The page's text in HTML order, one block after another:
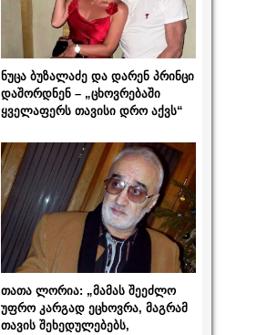
ნუცა ბუზალაძე და დარენ პრინცი
დაშორდნენ – „ცხოვრებაში
ყველაფერს თავისი დრო აქვს“
თათა ლორია: „მამას შეეძლო
უფრო კარგად ეცხოვრა, მაგრამ
თავის შეხედულებებს,